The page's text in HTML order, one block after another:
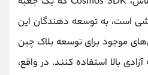
است، به توسعه دهندگان این
موجود برای توسعه بلاک چین
بالا استفاده کنند. در واقع،